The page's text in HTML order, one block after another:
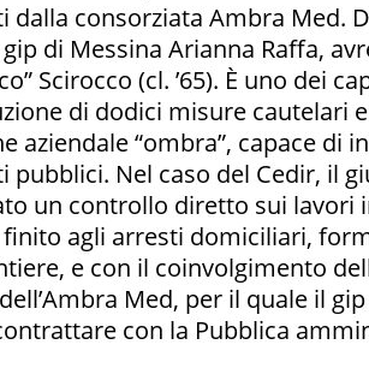
dalla consorziata Ambra Med.
di Messina Arianna Raffa,
Scirocco (cl. ’65). È uno dei
di dodici misure cautelari
aziendale “ombra”, capace di
pubblici. Nel caso del Cedir, il
un controllo diretto sui lavori
finito agli arresti domiciliari,
e con il coinvolgimento
Med, per il quale il
con la Pubblica